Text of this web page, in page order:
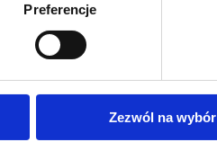
Preferencje
Zezwól na wybór